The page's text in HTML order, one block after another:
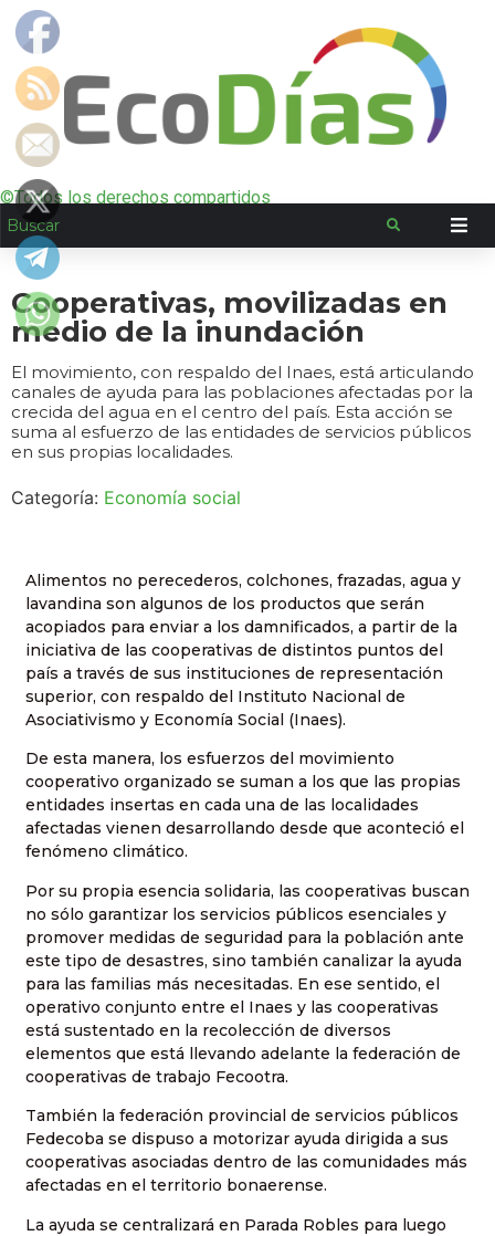
©Todos los derechos compartidos
Cooperativas, movilizadas en
medio de la inundación
El movimiento, con respaldo del Inaes, está articulando
canales de ayuda para las poblaciones afectadas por la
crecida del agua en el centro del país. Esta acción se
suma al esfuerzo de las entidades de servicios públicos
en sus propias localidades.
Categoría: Economía social
Alimentos no perecederos, colchones, frazadas, agua y
lavandina son algunos de los productos que serán
acopiados para enviar a los damnificados, a partir de la
iniciativa de las cooperativas de distintos puntos del
país a través de sus instituciones de representación
superior, con respaldo del Instituto Nacional de
Asociativismo y Economía Social (Inaes).
De esta manera, los esfuerzos del movimiento
cooperativo organizado se suman a los que las propias
entidades insertas en cada una de las localidades
afectadas vienen desarrollando desde que aconteció el
fenómeno climático.
Por su propia esencia solidaria, las cooperativas buscan
no sólo garantizar los servicios públicos esenciales y
promover medidas de seguridad para la población ante
este tipo de desastres, sino también canalizar la ayuda
para las familias más necesitadas. En ese sentido, el
operativo conjunto entre el Inaes y las cooperativas
está sustentado en la recolección de diversos
elementos que está llevando adelante la federación de
cooperativas de trabajo Fecootra.
También la federación provincial de servicios públicos
Fedecoba se dispuso a motorizar ayuda dirigida a sus
cooperativas asociadas dentro de las comunidades más
afectadas en el territorio bonaerense.
La ayuda se centralizará en Parada Robles para luego